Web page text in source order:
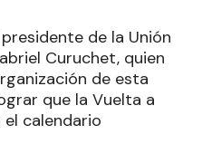
de la Unión
Curuchet, quien
de esta
que la Vuelta a
calendario